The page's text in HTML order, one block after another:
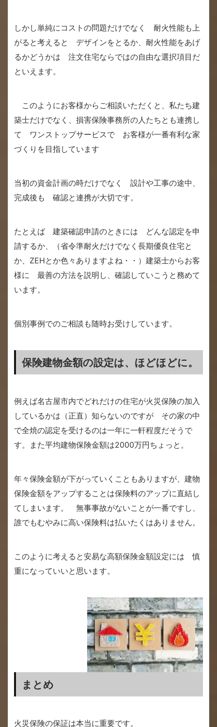
しかし単純にコストの問題だけでなく 耐火性能も上
がると考えると デザインをとるか、耐火性能をあげ
るかどうかは 注文住宅ならではの自由な選択項目だ
といえます。
このようにお客様からご相談いただくと、私たち建
築士だけでなく、損害保険事務所の人たちとも連携し
て ワンストップサービスで お客様が一番有利な家
づくりを目指しています
当初の資金計画の時だけでなく 設計や工事の途中、
完成後も 確認と連携が大切です。
たとえば 建築確認申請のときには どんな認定を申
請するか、（省令準耐火だけでなく長期優良住宅と
か、ZEHとか色々ありますよね・・）建築士からお客
様に 最善の方法を説明し、確認していこうと務めて
います。
個別事例でのご相談も随時お受けしています。
保険建物金額の設定は、ほどほどに。
例えば名古屋市内でどれだけの住宅が火災保険の加入
しているかは（正直）知らないのですが その家の中
で全焼の認定を受けるのは一年に一軒程度だそうで
す。また平均建物保険金額は2000万円ちょっと。
年々保険金額が下がっていくこともありますが、建物
保険金額をアップすることは保険料のアップに直結し
てしまいます。 無事事故がないことが一番ですし、
誰でもむやみに高い保険料は払いたくはありません。
このように考えると安易な高額保険金額設定には 慎
重になっていいと思います。
まとめ
火災保険の保証は本当に重要です。